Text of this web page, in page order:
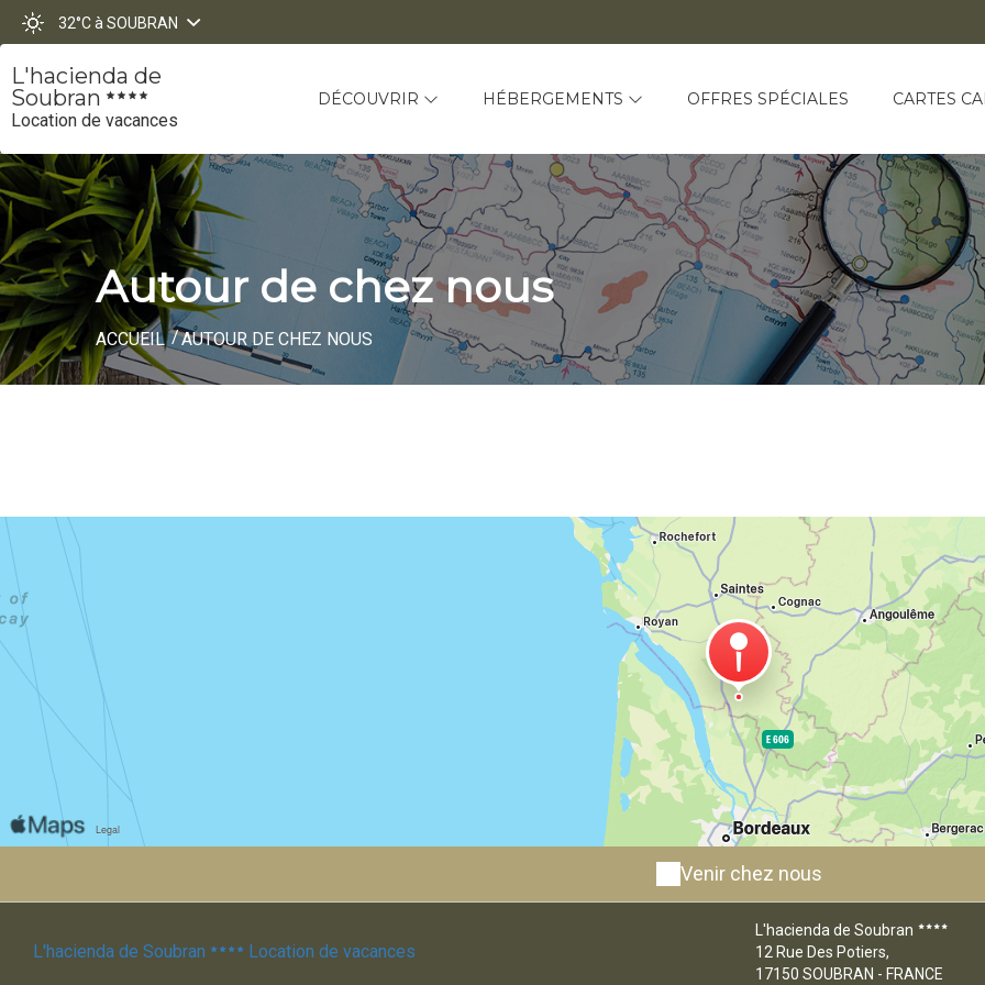
32°Cà SOUBRAN
L'hacienda de
Soubran
Location de vacances
DÉCOUVRIR HÉBERGEMENTS OFFRES SPÉCIALES CARTES
Autour de chez nous
ACCUEIL AUTOUR DE CHEZ NOUS
Venir chez nous
L'hacienda de Soubran Location de vacances
L'hacienda de Soubran
12 Rue Des Potiers,
17150 SOUBRAN - FRANCE